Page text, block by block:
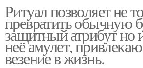
Ритуал позволяет не
превратить обычную
защитный атрибут но
неё амулет,
везение в жизнь.